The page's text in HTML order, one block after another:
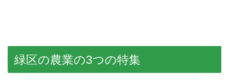
緑区の農業の3つの特集